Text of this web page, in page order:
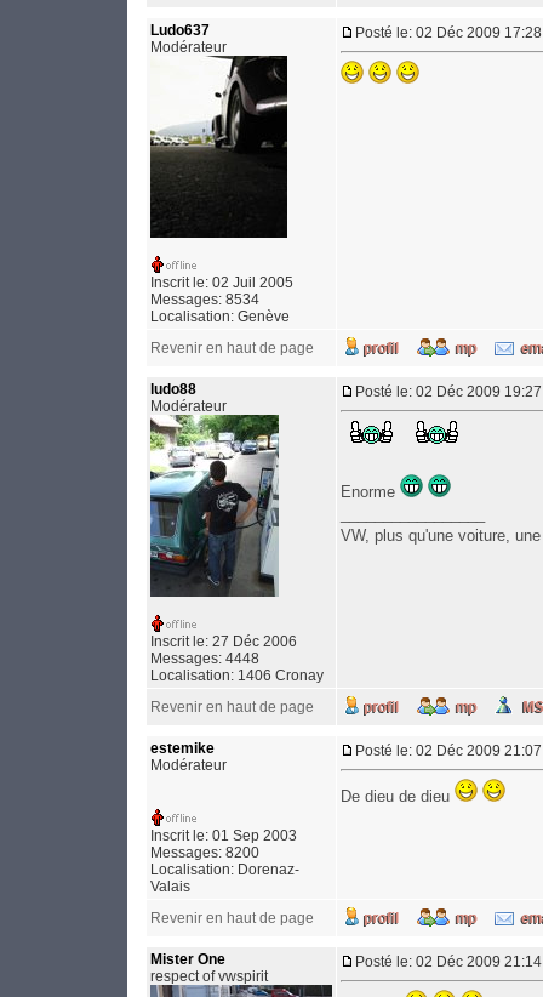
Ludo637
Modérateur
Inscrit le: 02 Juil 2005
Messages: 8534
Localisation: Genève
Posté le: 02 Déc 2009 17:28
Revenir en haut de page
ludo88
Modérateur
Inscrit le: 27 Déc 2006
Messages: 4448
Localisation: 1406 Cronay
Posté le: 02 Déc 2009 19:27
Enorme
VW, plus qu'une voiture,
Revenir en haut de page
estemike
Modérateur
Inscrit le: 01 Sep 2003
Messages: 8200
Localisation: Dorenaz-
Valais
Posté le: 02 Déc 2009 21:07
De dieu de dieu
Revenir en haut de page
Mister One
respect of vwspirit
Posté le: 02 Déc 2009 21:14